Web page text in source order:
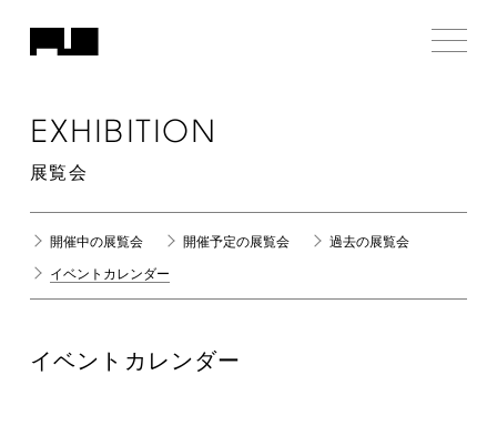
EXHIBITION
展覧会
開催中の展覧会 開催予定の展覧会 過去の展覧会
イベントカレンダー
イベントカレンダー